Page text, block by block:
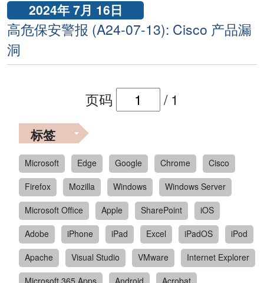
2024年 7月 16日
高危保安警报 (A24-07-13): Cisco 产品漏
洞
页码 / 1
标签
Microsoft Edge Google Chrome
Cisco
Firefox
Mozilla Windows
Windows Server
Microsoft Office
Apple SharePoint
iOS
Adobe
iPhone iPad Excel iPadOS
iPod
Apache
Visual Studio VMware
Internet Explorer
Microsoft 365 Apps
Android
Acrobat